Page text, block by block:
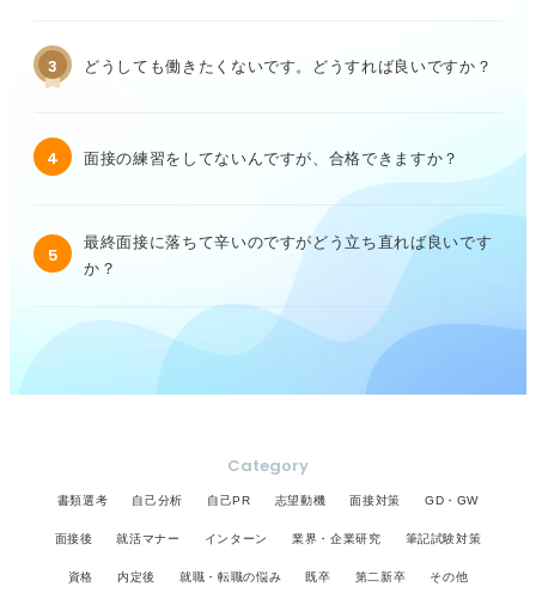
3 どうしても働きたくないです。どうすれば良いですか？
4 面接の練習をしてないんですが、合格できますか？
5
最終面接に落ちて辛いのですがどう立ち直れば良いです
か？
Category
書類選考 自己分析 自己PR 志望動機 面接対策 GD・GW
面接後 就活マナー インターン 業界・企業研究 筆記試験対策
資格 内定後 就職・転職の悩み 既卒 第二新卒 その他